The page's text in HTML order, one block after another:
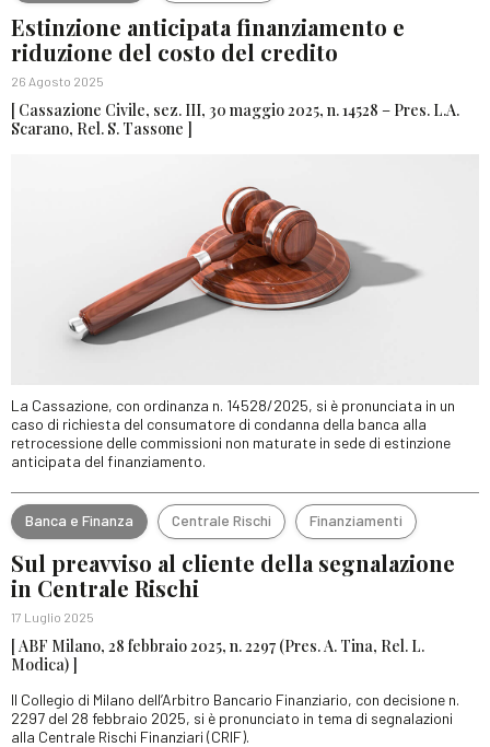
Estinzione anticipata finanziamento e
riduzione del costo del credito
26 Agosto 2025
[ Cassazione Civile, sez. III, 30 maggio 2025, n. 14528 – Pres. L.A.
Scarano, Rel. S. Tassone ]
La Cassazione, con ordinanza n. 14528/2025, si è pronunciata in un
caso di richiesta del consumatore di condanna della banca alla
retrocessione delle commissioni non maturate in sede di estinzione
anticipata del finanziamento.
Banca e Finanza Centrale Rischi Finanziamenti
Sul preavviso al cliente della segnalazione
in Centrale Rischi
17 Luglio 2025
[ ABF Milano, 28 febbraio 2025, n. 2297 (Pres. A. Tina, Rel. L.
Modica) ]
Il Collegio di Milano dell’Arbitro Bancario Finanziario, con decisione n.
2297 del 28 febbraio 2025, si è pronunciato in tema di segnalazioni
alla Centrale Rischi Finanziari (CRIF).